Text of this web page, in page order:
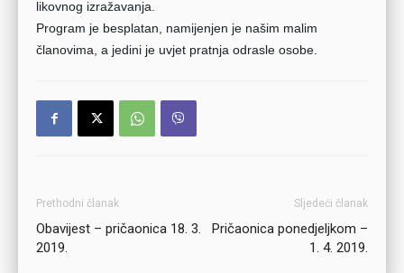
likovnog izražavanja.
Program je besplatan, namijenjen je našim malim
članovima, a jedini je uvjet pratnja odrasle osobe.
Prethodni članak
Obavijest – pričaonica 18. 3.
2019.
Sljedeći članak
Pričaonica ponedjeljkom –
1. 4. 2019.